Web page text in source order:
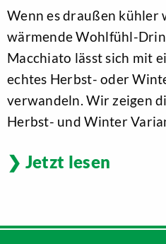
Wenn es draußen kühler
wärmende Wohlfühl-
Macchiato lässt sich mit
echtes Herbst- oder
verwandeln. Wir zeigen
Herbst- und Winter
Jetzt lesen